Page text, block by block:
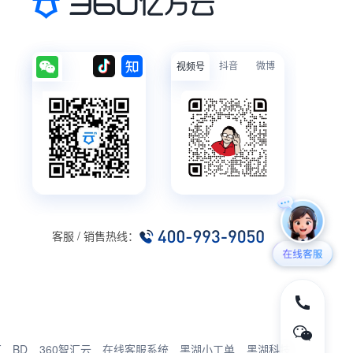
视频号 抖音 微博
客服 / 销售热线：
BD 360智汇云 在线客服系统 黑湖小工单 黑湖科技